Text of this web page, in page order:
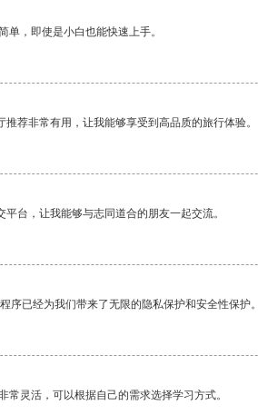
单，即使是小白也能快速上手。
荐非常有用，让我能够享受到高品质的旅行体验。
台，让我能够与志同道合的朋友一起交流。
序已经为我们带来了无限的隐私保护和安全性保护
常灵活，可以根据自己的需求选择学习方式。